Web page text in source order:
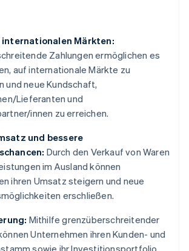
internationalen Märkten:
Zahlungen ermöglichen es
auf internationale Märkte zu
und neue Kundschaft,
Lieferanten und
innen zu erreichen.
und bessere
Durch den Verkauf von Waren
im Ausland können
ihren Umsatz steigern und neue
erschließen.
Mithilfe grenzüberschreitender
Unternehmen ihren Kunden- und